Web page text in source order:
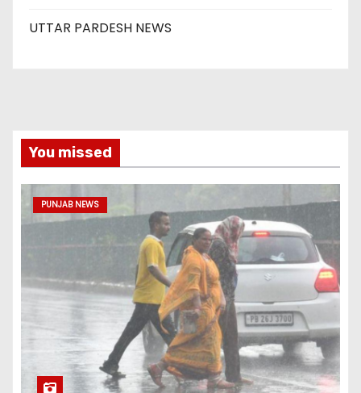
UTTAR PARDESH NEWS
You missed
PUNJAB NEWS